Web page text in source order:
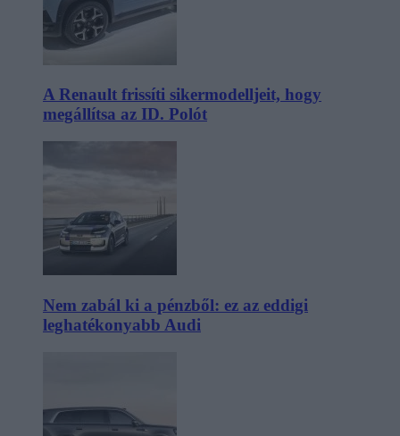
A Renault frissíti sikermodelljeit, hogy
megállítsa az ID. Polót
Nem zabál ki a pénzből: ez az eddigi
leghatékonyabb Audi